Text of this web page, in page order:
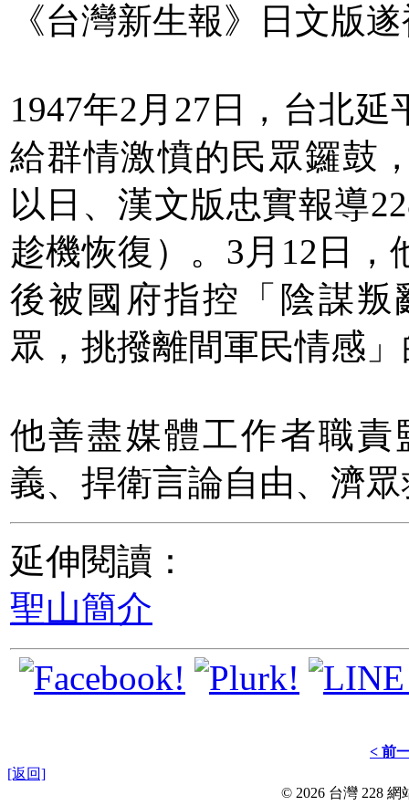
《台灣新生報》日文版
1947年2月27日，台北
給群情激憤的民眾鑼鼓
以日、漢文版忠實報導
趁機恢復）。3月12日
後被國府指控「陰謀
眾，挑撥離間軍民情感
他善盡媒體工作者職
義、捍衛言論自由、濟
延伸閱讀：
聖山簡介
< 前
[返回]
© 2026 台灣 228 網